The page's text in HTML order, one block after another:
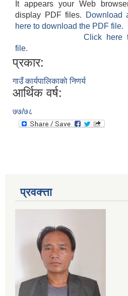
It appears your Web
display PDF files.
Download
here to download the PDF file.
Click here
file.
प्रकार:
गाउँ कार्यपालिकाकाे निणर्य
आर्थिक वर्ष:
७७/७८
प्रवक्त्ता